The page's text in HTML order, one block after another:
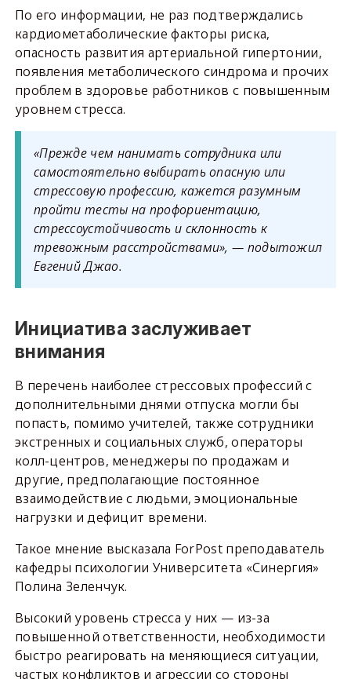
По его информации, не раз подтверждались
кардиометаболические факторы риска,
опасность развития артериальной гипертонии,
появления метаболического синдрома и прочих
проблем в здоровье работников с повышенным
уровнем стресса.
«Прежде чем нанимать сотрудника или
самостоятельно выбирать опасную или
стрессовую профессию, кажется разумным
пройти тесты на профориентацию,
стрессоустойчивость и склонность к
тревожным расстройствами», — подытожил
Евгений Джао.
Инициатива заслуживает
внимания
В перечень наиболее стрессовых профессий с
дополнительными днями отпуска могли бы
попасть, помимо учителей, также сотрудники
экстренных и социальных служб, операторы
колл-центров, менеджеры по продажам и
другие, предполагающие постоянное
взаимодействие с людьми, эмоциональные
нагрузки и дефицит времени.
Такое мнение высказала ForPost преподаватель
кафедры психологии Университета «Синергия»
Полина Зеленчук.
Высокий уровень стресса у них — из-за
повышенной ответственности, необходимости
быстро реагировать на меняющиеся ситуации,
частых конфликтов и агрессии со стороны